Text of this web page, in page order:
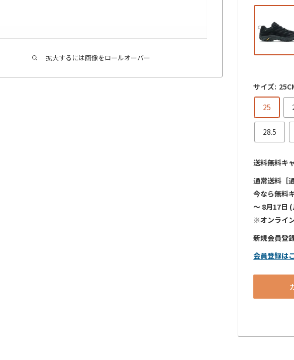
拡大するには画像をロールオーバー
サイズ:
25
28.5
送料無料キ
通常送料［
今なら無料
～ 8月17日
※オンライ
新規会員登
会員登録は